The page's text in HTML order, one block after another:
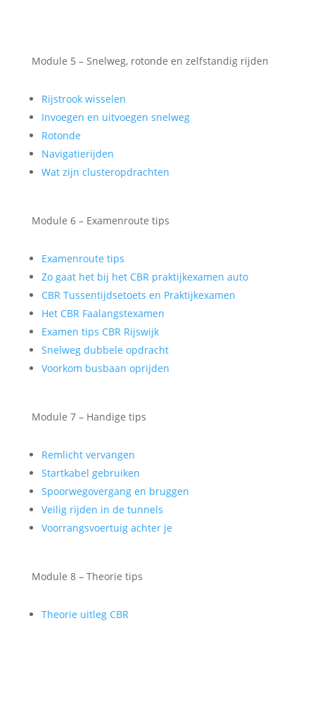
Module 5 – Snelweg, rotonde en zelfstandig rijden
Rijstrook wisselen
Invoegen en uitvoegen snelweg
Rotonde
Navigatierijden
Wat zijn clusteropdrachten
Module 6 – Examenroute tips
Examenroute tips
Zo gaat het bij het CBR praktijkexamen auto
CBR Tussentijdsetoets en Praktijkexamen
Het CBR Faalangstexamen
Examen tips CBR Rijswijk
Snelweg dubbele opdracht
Voorkom busbaan oprijden
Module 7 – Handige tips
Remlicht vervangen
Startkabel gebruiken
Spoorwegovergang en bruggen
Veilig rijden in de tunnels
Voorrangsvoertuig achter je
Module 8 – Theorie tips
Theorie uitleg CBR